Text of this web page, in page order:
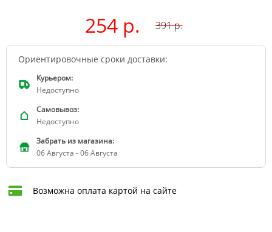
254 р. 391р.
Ориентировочные сроки доставки:
Курьером:
Недоступно
Самовывоз:
Недоступно
Забрать из магазина:
06 Августа - 06 Августа
Возможна оплата картой на сайте